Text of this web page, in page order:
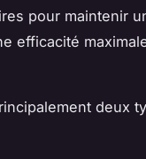
pour maintenir
efficacité
deux